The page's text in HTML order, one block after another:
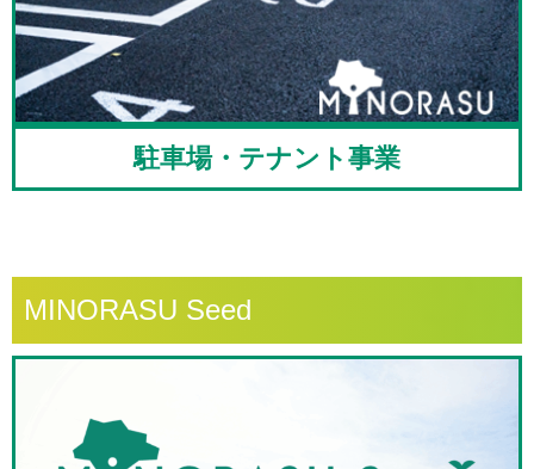
駐車場・テナント事業
MINORASU Seed